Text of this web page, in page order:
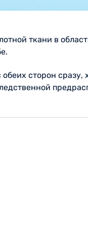
ткани в
сторон сразу,